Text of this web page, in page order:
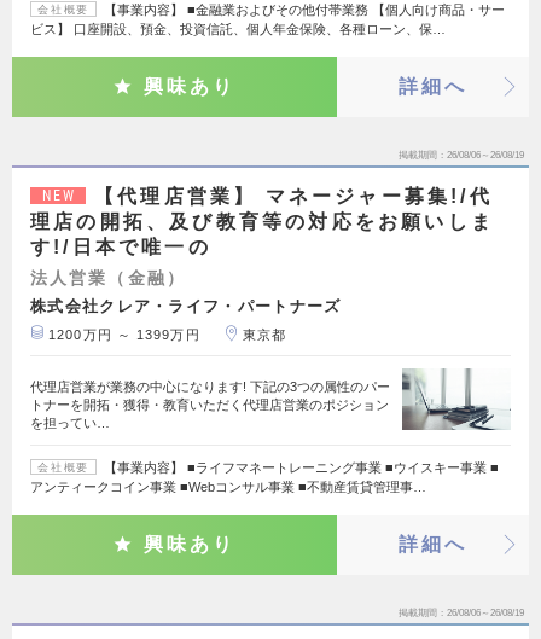
会社概要
【事業内容】 ■金融業およびその他付帯業務 【個人向け商品・サー
ビス】 口座開設、預金、投資信託、個人年金保険、各種ローン、保…
興味あり 詳細へ
掲載期間 26/08/06～26/08/19
NEW
【代理店営業】 マネージャー募集!/代
理店の開拓、及び教育等の対応をお願いしま
す!/日本で唯一の
法人営業（金融）
株式会社クレア・ライフ・パートナーズ
1200万円 ～ 1399万円 東京都
代理店営業が業務の中心になります! 下記の3つの属性のパー
トナーを開拓・獲得・教育いただく代理店営業のポジション
を担ってい…
会社概要
【事業内容】 ■ライフマネートレーニング事業 ■ウイスキー事業 ■
アンティークコイン事業 ■Webコンサル事業 ■不動産賃貸管理事…
興味あり 詳細へ
掲載期間 26/08/06～26/08/19